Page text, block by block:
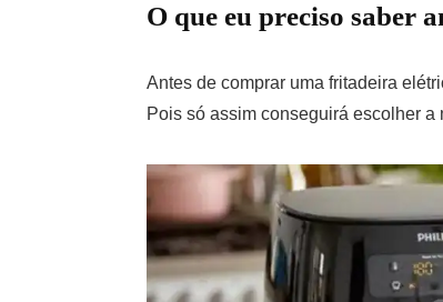
O que eu preciso saber
Antes de comprar uma fritadeira
Pois só assim conseguirá escolher